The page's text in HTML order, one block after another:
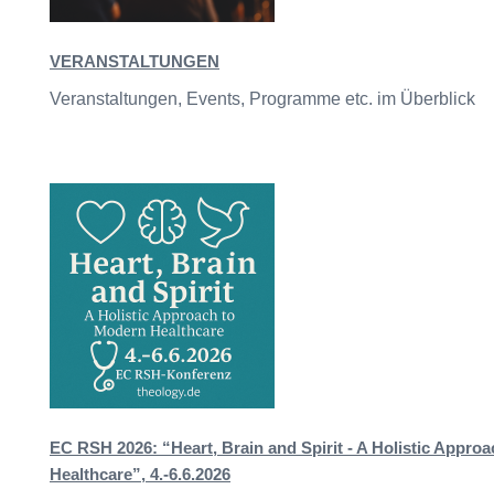
VERANSTALTUNGEN
Veranstaltungen, Events, Programme etc. im Überblick
EC RSH 2026: “Heart, Brain and Spirit - A Holistic
Healthcare”, 4.-6.6.2026